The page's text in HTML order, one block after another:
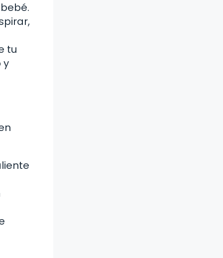
tu
y